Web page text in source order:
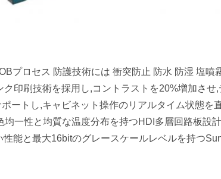
プロセス 防護技術には 衝突防止 防水 防湿 塩噴
ク印刷技術を採用し,コントラストを20%増加さ
ートし,キャビネット操作のリアルタイム状態を
均一性と均質な温度分布を持つHDI多層回路板設
性能と最大16bitのグレースケールレベルを持つ